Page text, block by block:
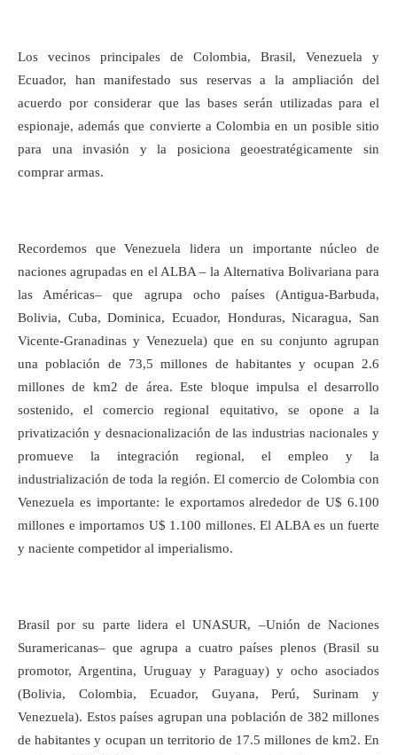
Los vecinos principales de Colombia, Brasil, Venezuela y
Ecuador, han manifestado sus reservas a la ampliación del
acuerdo por considerar que las bases serán utilizadas para el
espionaje, además que convierte a Colombia en un posible sitio
para una invasión y la posiciona geoestratégicamente sin
comprar armas.
Recordemos que Venezuela lidera un importante núcleo de
naciones agrupadas en el ALBA – la Alternativa Bolivariana para
las Américas– que agrupa ocho países (Antigua-Barbuda,
Bolivia, Cuba, Dominica, Ecuador, Honduras, Nicaragua, San
Vicente-Granadinas y Venezuela) que en su conjunto agrupan
una población de 73,5 millones de habitantes y ocupan 2.6
millones de km2 de área. Este bloque impulsa el desarrollo
sostenido, el comercio regional equitativo, se opone a la
privatización y desnacionalización de las industrias nacionales y
promueve la integración regional, el empleo y la
industrialización de toda la región. El comercio de Colombia con
Venezuela es importante: le exportamos alrededor de U$ 6.100
millones e importamos U$ 1.100 millones. El ALBA es un fuerte
y naciente competidor al imperialismo.
Brasil por su parte lidera el UNASUR, –Unión de Naciones
Suramericanas– que agrupa a cuatro países plenos (Brasil su
promotor, Argentina, Uruguay y Paraguay) y ocho asociados
(Bolivia, Colombia, Ecuador, Guyana, Perú, Surinam y
Venezuela). Estos países agrupan una población de 382 millones
de habitantes y ocupan un territorio de 17.5 millones de km2. En